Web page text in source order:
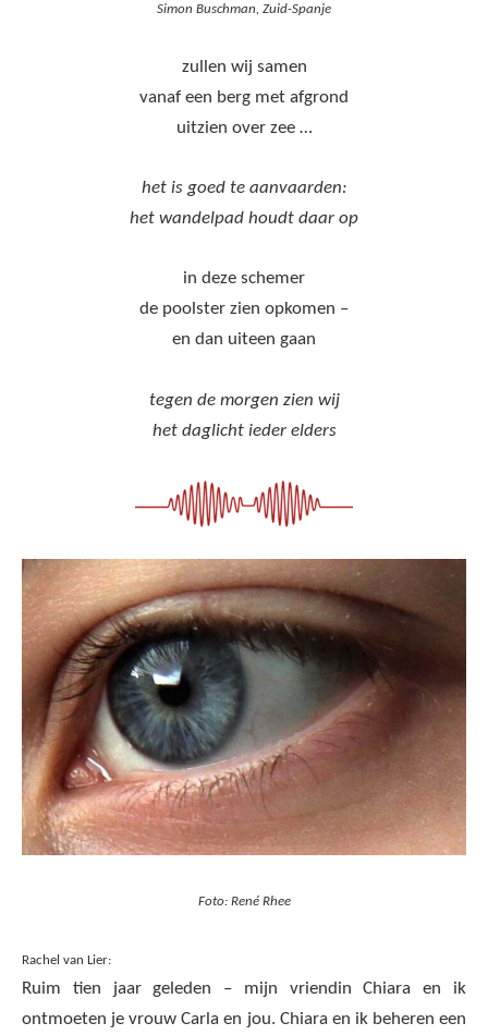
Simon Buschman, Zuid-Spanje
zullen wij samen
vanaf een berg met afgrond
uitzien over zee …
het is goed te aanvaarden:
het wandelpad houdt daar op
in deze schemer
de poolster zien opkomen –
en dan uiteen gaan
tegen de morgen zien wij
het daglicht ieder elders
Foto: René Rhee
Rachel van Lier:
Ruim tien jaar geleden – mijn vriendin Chiara en ik
ontmoeten je vrouw Carla en jou. Chiara en ik beheren een